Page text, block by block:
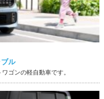
ル
ゴンの軽自動車です。